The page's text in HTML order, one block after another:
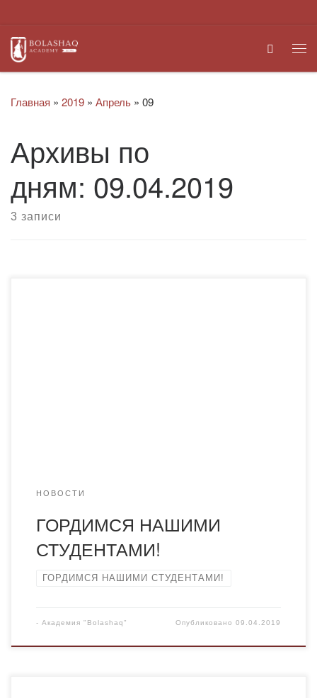
Search
Главная » 2019 » Апрель » 09
Архивы по
дням: 09.04.2019
3 записи
НОВОСТИ
ГОРДИМСЯ НАШИМИ
СТУДЕНТАМИ!
ГОРДИМСЯ НАШИМИ СТУДЕНТАМИ!
- Академия "Bolashaq" Опубликовано09.04.2019